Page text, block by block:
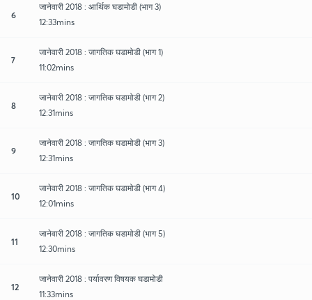
6
जानेवारी 2018 : आर्थिक घडामोडी (भाग 3)
12:33mins
7
जानेवारी 2018 : जागतिक घडामोडी (भाग 1)
11:02mins
8
जानेवारी 2018 : जागतिक घडामोडी (भाग 2)
12:31mins
9
जानेवारी 2018 : जागतिक घडामोडी (भाग 3)
12:31mins
10
जानेवारी 2018 : जागतिक घडामोडी (भाग 4)
12:01mins
11
जानेवारी 2018 : जागतिक घडामोडी (भाग 5)
12:30mins
12
जानेवारी 2018 : पर्यावरण विषयक घडामोडी
11:33mins